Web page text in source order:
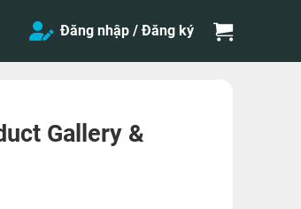
Đăng nhập / Đăng ký
Gallery &